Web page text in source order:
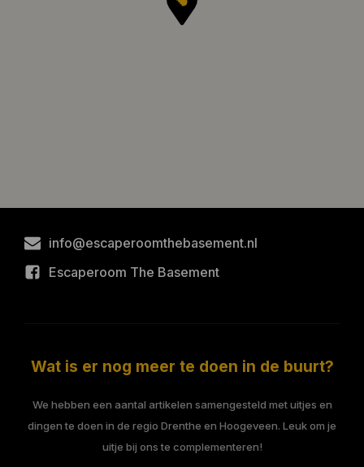
info@escaperoomthebasement.nl
Escaperoom The Basement
Wat is er nog meer te doen in de buurt?
We hebben een aantal artikelen samengesteld met uitjes en
dingen te doen in de regio Drenthe en Hoogeveen. Leuk om je
uitje bij ons te complementeren!